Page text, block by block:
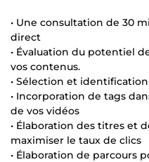
• Une consultation de 30
direct
• Évaluation du potentiel
vos contenus.
• Sélection et
• Incorporation de tags
de vos vidéos
• Élaboration des titres et
maximiser le taux de clics
• Élaboration de parcours